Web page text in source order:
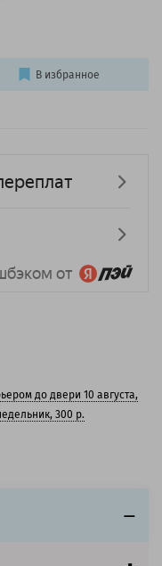
до двери 10 августа,
300 р.
В избранное